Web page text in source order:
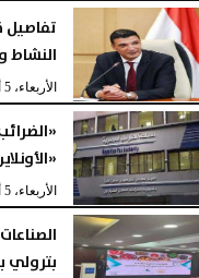
تفاصيل
النشاط
الأربعاء، 5 أغسطس 2026
الأربعاء، 5 أغسطس 2026
بترولي بصادرات